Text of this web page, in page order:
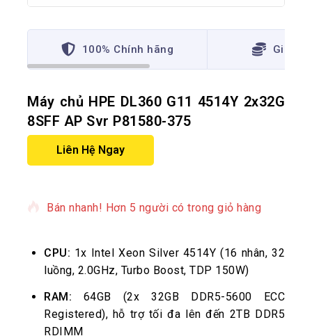
100% Chính hãng Giá
Máy chủ HPE DL360 G11 4514Y 2x32G
8SFF AP Svr P81580-375
Liên Hệ Ngay
Bán nhanh! Hơn 5 người có trong giỏ hàng
CPU: 1x Intel Xeon Silver 4514Y (16 nhân, 32
luồng, 2.0GHz, Turbo Boost, TDP 150W)
RAM: 64GB (2x 32GB DDR5-5600 ECC
Registered), hỗ trợ tối đa lên đến 2TB DDR5
RDIMM